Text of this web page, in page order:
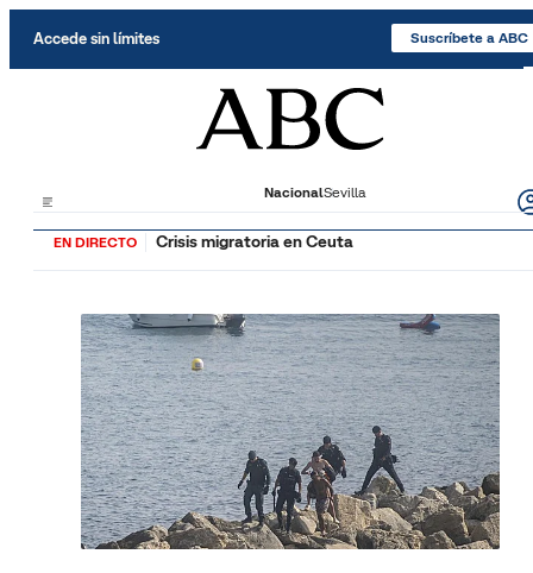
Accede sin límites Suscríbete a ABC
NacionalSevilla
EN DIRECTO Crisis migratoria en Ceuta